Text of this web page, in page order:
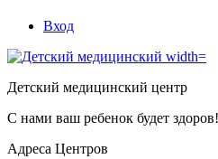
Вход
Детский медицинский центр
С нами ваш ребенок будет здоров!
Адреса Центров